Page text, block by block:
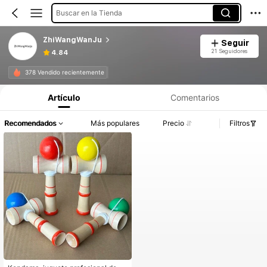
Buscar en la Tienda
ZhiWangWanJu
4.84
Seguir
21 Seguidores
378 Vendido recientemente
Artículo Comentarios
Recomendados Más populares Precio Filtros